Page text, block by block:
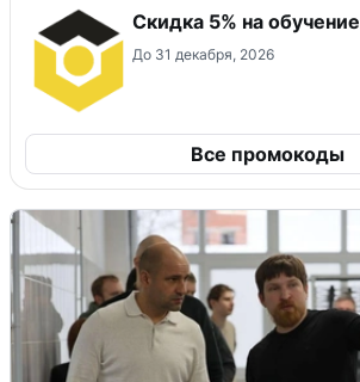
Скидка 5% на обучение
До 31 декабря, 2026
Все промокоды